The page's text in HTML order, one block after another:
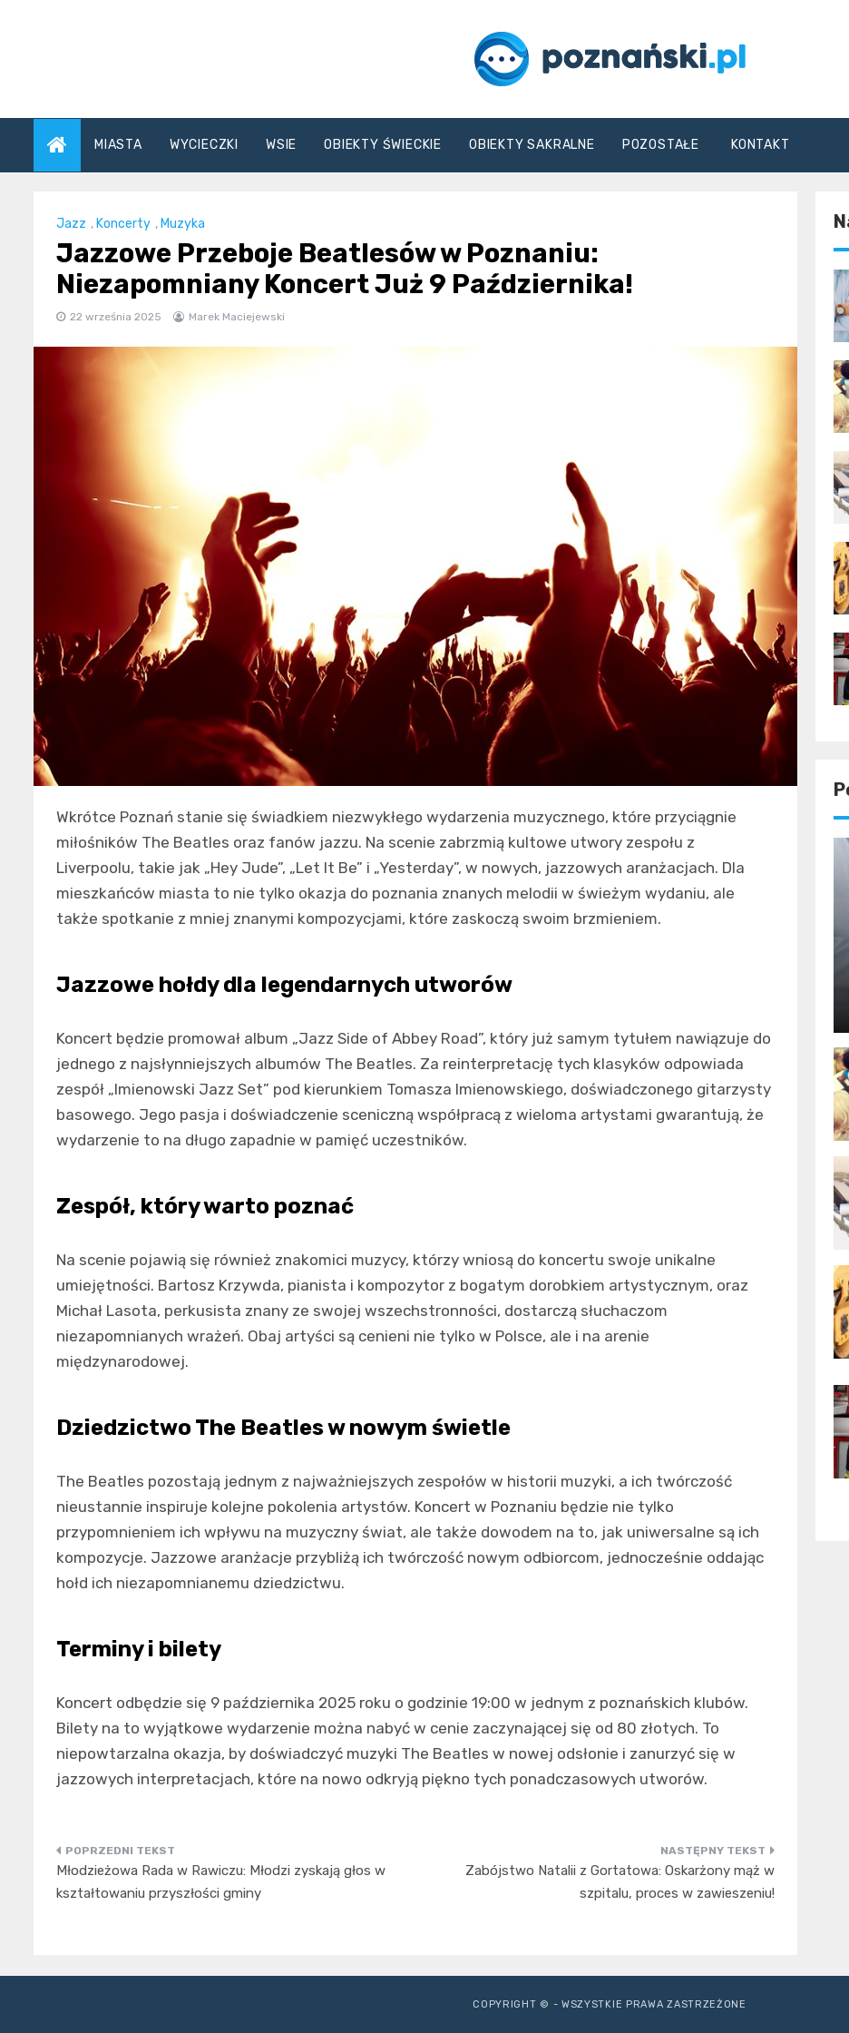
poznanski.pl
MIASTA WYCIECZKI WSIE OBIEKTY ŚWIECKIE OBIEKTY SAKRALNE POZOSTAŁE KONTAKT
Jazz ,Koncerty ,Muzyka
Jazzowe Przeboje Beatlesów w Poznaniu:
Niezapomniany Koncert Już 9 Października!
22 września 2025 Marek Maciejewski
Wkrótce Poznań stanie się świadkiem niezwykłego wydarzenia muzycznego, które przyciągnie
miłośników The Beatles oraz fanów jazzu. Na scenie zabrzmią kultowe utwory zespołu z
Liverpoolu, takie jak „Hey Jude”, „Let It Be” i „Yesterday”, w nowych, jazzowych aranżacjach. Dla
mieszkańców miasta to nie tylko okazja do poznania znanych melodii w świeżym wydaniu, ale
także spotkanie z mniej znanymi kompozycjami, które zaskoczą swoim brzmieniem.
Jazzowe hołdy dla legendarnych utworów
Koncert będzie promował album „Jazz Side of Abbey Road”, który już samym tytułem nawiązuje do
jednego z najsłynniejszych albumów The Beatles. Za reinterpretację tych klasyków odpowiada
zespół „Imienowski Jazz Set” pod kierunkiem Tomasza Imienowskiego, doświadczonego gitarzysty
basowego. Jego pasja i doświadczenie sceniczną współpracą z wieloma artystami gwarantują, że
wydarzenie to na długo zapadnie w pamięć uczestników.
Zespół, który warto poznać
Na scenie pojawią się również znakomici muzycy, którzy wniosą do koncertu swoje unikalne
umiejętności. Bartosz Krzywda, pianista i kompozytor z bogatym dorobkiem artystycznym, oraz
Michał Lasota, perkusista znany ze swojej wszechstronności, dostarczą słuchaczom
niezapomnianych wrażeń. Obaj artyści są cenieni nie tylko w Polsce, ale i na arenie
międzynarodowej.
Dziedzictwo The Beatles w nowym świetle
The Beatles pozostają jednym z najważniejszych zespołów w historii muzyki, a ich twórczość
nieustannie inspiruje kolejne pokolenia artystów. Koncert w Poznaniu będzie nie tylko
przypomnieniem ich wpływu na muzyczny świat, ale także dowodem na to, jak uniwersalne są ich
kompozycje. Jazzowe aranżacje przybliżą ich twórczość nowym odbiorcom, jednocześnie oddając
hołd ich niezapomnianemu dziedzictwu.
Terminy i bilety
Koncert odbędzie się 9 października 2025 roku o godzinie 19:00 w jednym z poznańskich klubów.
Bilety na to wyjątkowe wydarzenie można nabyć w cenie zaczynającej się od 80 złotych. To
niepowtarzalna okazja, by doświadczyć muzyki The Beatles w nowej odsłonie i zanurzyć się w
jazzowych interpretacjach, które na nowo odkryją piękno tych ponadczasowych utworów.
Nawigacja
wpisu
Młodzieżowa Rada w Rawiczu: Młodzi zyskają głos w
kształtowaniu przyszłości gminy
Zabójstwo Natalii z Gortatowa: Oskarżony mąż w
szpitalu, proces w zawieszeniu!
COPYRIGHT © - WSZYSTKIE PRAWA ZASTRZEŻONE